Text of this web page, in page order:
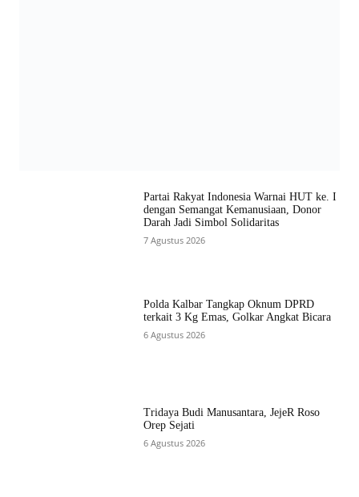
Partai Rakyat Indonesia Warnai HUT ke. I
dengan Semangat Kemanusiaan, Donor
Darah Jadi Simbol Solidaritas
7 Agustus 2026
Polda Kalbar Tangkap Oknum DPRD
terkait 3 Kg Emas, Golkar Angkat Bicara
6 Agustus 2026
Tridaya Budi Manusantara, JejeR Roso
Orep Sejati
6 Agustus 2026